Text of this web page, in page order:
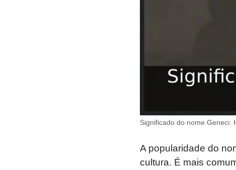
Significado do nome Geneci:
A popularidade do
cultura. É mais